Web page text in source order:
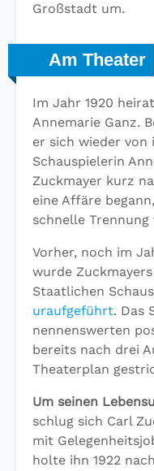
Großstadt um.
Am Theater
Im Jahr 1920
Annemarie Ganz.
er sich wieder von
Schauspielerin
Zuckmayer kurz
eine Affäre
schnelle Trennung
Vorher, noch im
wurde
Staatlichen
uraufgeführt. Das
nennenswerten
bereits nach drei
Theaterplan
Um seinen
schlug sich Carl
mit
holte ihn 1922